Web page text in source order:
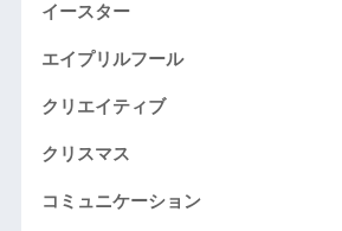
イースター
エイプリルフール
クリエイティブ
クリスマス
コミュニケーション